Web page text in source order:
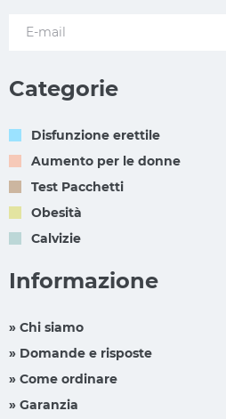
Categorie
Disfunzione erettile
Aumento per le donne
Test Pacchetti
Obesità
Calvizie
Informazione
» Chi siamo
» Domande e risposte
» Come ordinare
» Garanzia